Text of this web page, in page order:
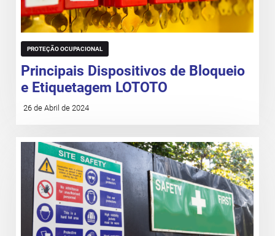
PROTEÇÃO OCUPACIONAL
Principais Dispositivos de Bloqueio
e Etiquetagem LOTOTO
26 de Abril de 2024